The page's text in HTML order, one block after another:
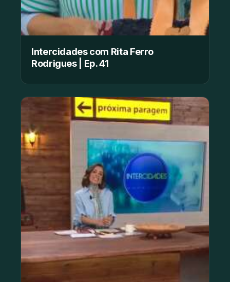
Intercidades com Rita Ferro
Rodrigues | Ep. 41